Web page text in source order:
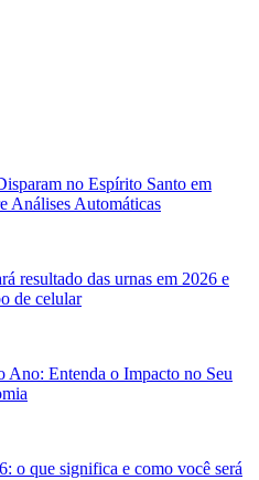
no Espírito Santo em
Análises Automáticas
resultado das urnas em 2026 e
de celular
Ano: Entenda o Impacto no Seu
o que significa e como você será